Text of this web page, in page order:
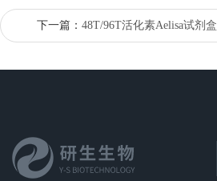
下一篇： 48T/96T活化素Aelisa试剂盒